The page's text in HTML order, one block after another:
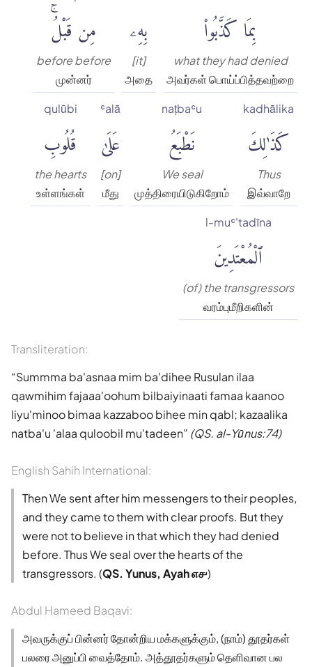
بِمَا كَذَّبُوا۟
what they had denied
அவர்கள் பொய்ப்பித்தவற்றை
بِهِۦ
[it]
அதை
مِن قَبْلُۚ
before before
முன்னர்
kadhālika
كَذَٰلِكَ
Thus
இவ்வாறே
naṭbaʿu
نَطْبَعُ
We seal
முத்திரையிடுகிறோம்
ʿalā
عَلَىٰ
[on]
மீது
qulūbi
قُلُوبِ
the hearts
உள்ளங்கள்
l-muʿ'tadīna
ٱلْمُعْتَدِينَ
(of) the transgressors
வரம்புமீறிகளின்
Transliteration:
Summma ba'asnaa mim ba'dihee Rusulan ilaa
qawmihim fajaaa'oohum bilbaiyinaati famaa kaanoo
liyu'minoo bimaa kazzaboo bihee min qabl; kazaalika
natba'u 'alaa quloobil mu'tadeen (QS. al-Yūnus:74)
English Sahih International:
Then We sent after him messengers to their peoples,
and they came to them with clear proofs. But they
were not to believe in that which they had denied
before. Thus We seal over the hearts of the
transgressors. (QS. Yunus, Ayah ௭௪)
Abdul Hameed Baqavi:
அவருக்குப் பின்னர் தோன்றிய மக்களுக்கும், (நாம்) தூதர்கள்
பலரை அனுப்பி வைத்தோம். அத்தூதர்களும் தெளிவான பல